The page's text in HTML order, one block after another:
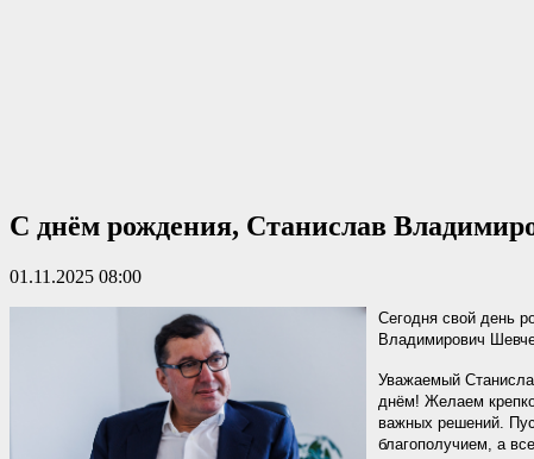
С днём рождения, Станислав
01.11.2025 08:00
Сегодня свой день
Владимирович
Уважаемый
днём! Желаем
важных решений.
благополучием, а